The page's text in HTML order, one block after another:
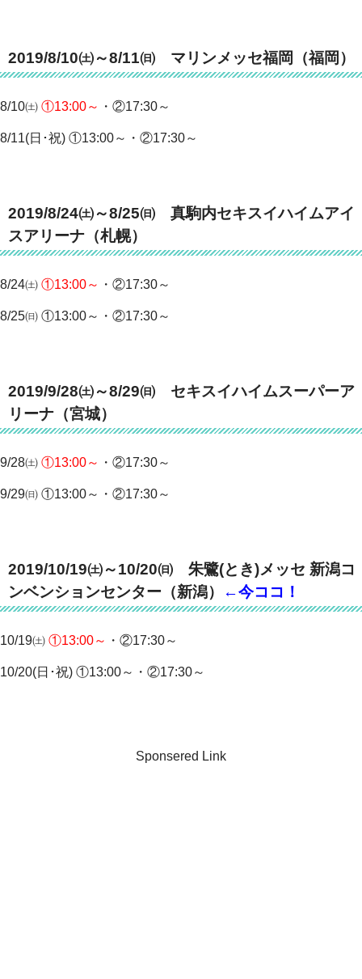
2019/8/10㈯～8/11㈰ マリンメッセ福岡（福岡）
8/10㈯ ①13:00～ ・②17:30～
8/11(日･祝) ①13:00～・②17:30～
2019/8/24㈯～8/25㈰ 真駒内セキスイハイムアイ
スアリーナ（札幌）
8/24㈯ ①13:00～ ・②17:30～
8/25㈰ ①13:00～・②17:30～
2019/9/28㈯～8/29㈰ セキスイハイムスーパーア
リーナ（宮城）
9/28㈯ ①13:00～ ・②17:30～
9/29㈰ ①13:00～・②17:30～
2019/10/19㈯～10/20㈰ 朱鷺(とき)メッセ 新潟コ
ンベンションセンター（新潟）
←今ココ！
10/19㈯ ①13:00～ ・②17:30～
10/20(日･祝) ①13:00～・②17:30～
Sponsered Link